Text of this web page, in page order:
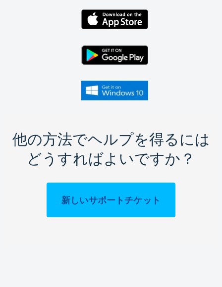
他の方法でヘルプを得るには
どうすればよいですか？
新しいサポートチケット